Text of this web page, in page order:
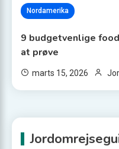
Nordamerika
9 budgetvenlige
at prøve
marts 15, 2026